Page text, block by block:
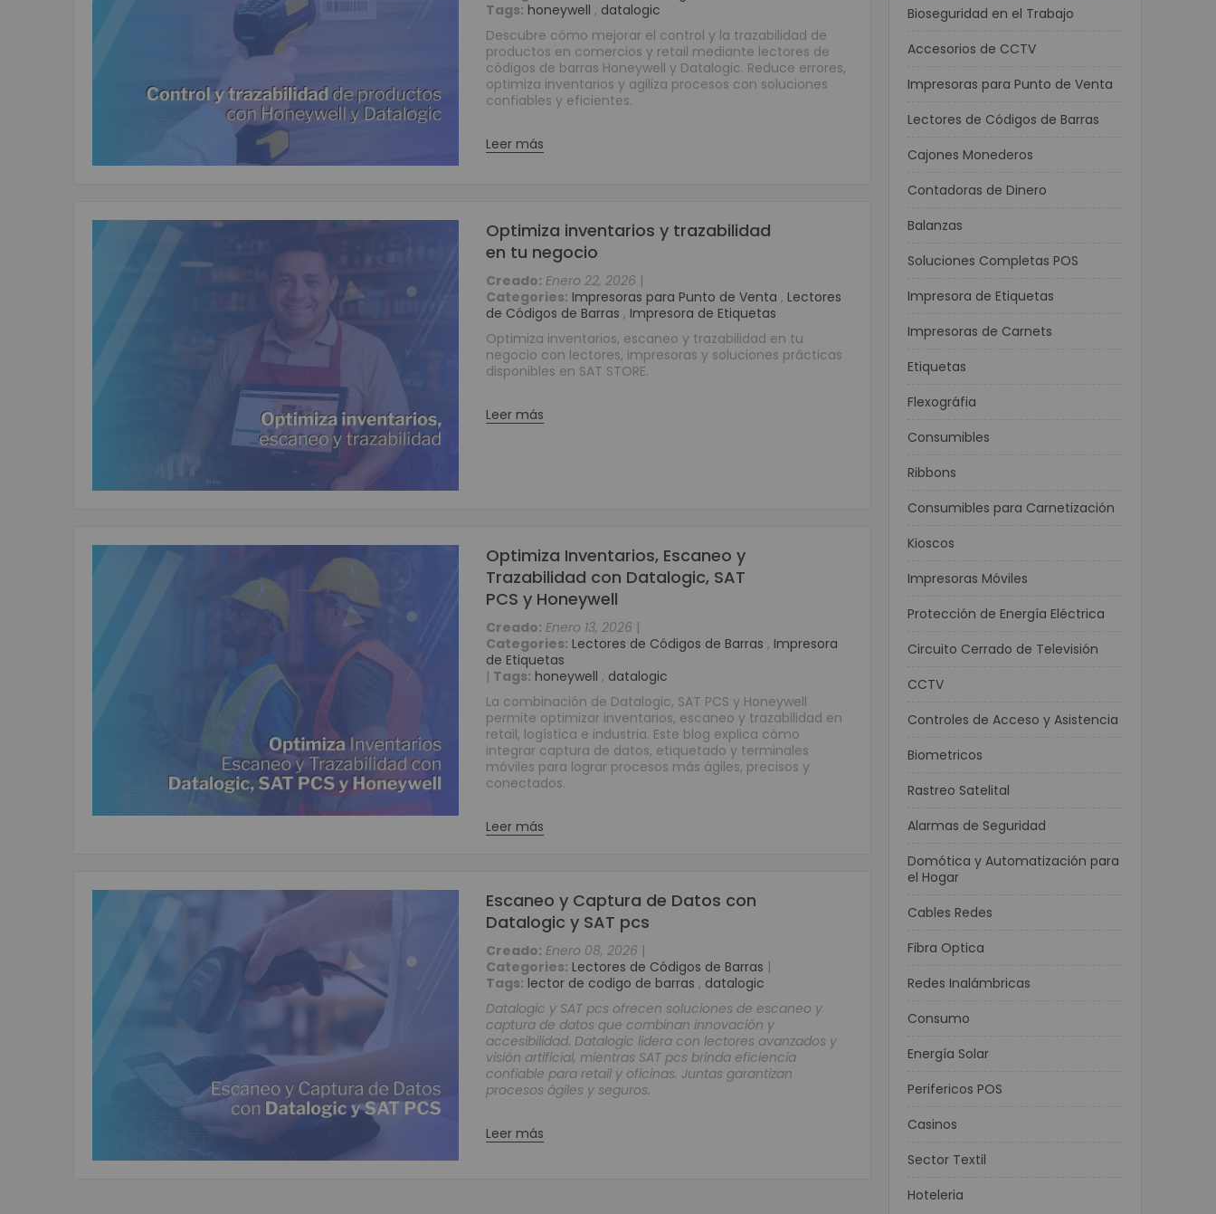
Grabadores Análogo - Penta hibrido HD
Grabadores IP - NVR
Grabadores Móviles
Circuito cerrado de televisión - Cámaras (CCTV)
Cámaras Análogas 4 en 1 HD
Cámaras IP
Cámaras Móviles
Cámaras Wifi
Accesorios para CCTV
Domótica y Automatización
Protección de Energía
Reguladores
Baterías
Rollos de papel
Ribbons o Cintas
Brazaletes de Identificación
Kits de Limpieza
Soluciones Móviles
Terminales Móviles
Impresoras Portátiles
Punto de Venta POS
Cajones Monederos
Balanzas
Periféricos POS
Llamadores
Teclados Programables
Lectores de Banda Magnética
Impresoras para Punto de Venta POS
Impresoras para Kioscos y Mecanismos
Impresoras Térmicas
Contadoras y Detectoras de Dinero
Contadora Discriminadora y Detectora de Billetes
Contadora De Monedas
Detectores de Billetes
Tags: honeywell , datalogic
Descubre cómo mejorar el control y la trazabilidad de
productos en comercios y retail mediante lectores de
códigos de barras Honeywell y Datalogic. Reduce errores,
optimiza inventarios y agiliza procesos con soluciones
confiables y eficientes.
Leer más
Optimiza inventarios y trazabilidad
en tu negocio
Creado: Enero 22, 2026 |
Categories: Impresoras para Punto de Venta , Lectores
de Códigos de Barras , Impresora de Etiquetas
Optimiza inventarios, escaneo y trazabilidad en tu
negocio con lectores, impresoras y soluciones prácticas
disponibles en SAT STORE.
Leer más
Optimiza Inventarios, Escaneo y
Trazabilidad con Datalogic, SAT
PCS y Honeywell
Creado: Enero 13, 2026 |
Categories: Lectores de Códigos de Barras , Impresora
de Etiquetas
| Tags: honeywell , datalogic
La combinación de Datalogic, SAT PCS y Honeywell
permite optimizar inventarios, escaneo y trazabilidad en
retail, logística e industria. Este blog explica cómo
integrar captura de datos, etiquetado y terminales
móviles para lograr procesos más ágiles, precisos y
conectados.
Leer más
Escaneo y Captura de Datos con
Datalogic y SAT pcs
Creado: Enero 08, 2026 |
Categories: Lectores de Códigos de Barras |
Tags: lector de codigo de barras , datalogic
Datalogic y SAT pcs ofrecen soluciones de escaneo y
captura de datos que combinan innovación y
accesibilidad. Datalogic lidera con lectores avanzados y
visión artificial, mientras SAT pcs brinda eficiencia
confiable para retail y oficinas. Juntas garantizan
procesos ágiles y seguros.
Leer más
Bioseguridad en el Trabajo
Accesorios de CCTV
Impresoras para Punto de Venta
Lectores de Códigos de Barras
Cajones Monederos
Contadoras de Dinero
Balanzas
Soluciones Completas POS
Impresora de Etiquetas
Impresoras de Carnets
Etiquetas
Flexográfia
Consumibles
Ribbons
Consumibles para Carnetización
Kioscos
Impresoras Móviles
Protección de Energía Eléctrica
Circuito Cerrado de Televisión
CCTV
Controles de Acceso y Asistencia
Biometricos
Rastreo Satelital
Alarmas de Seguridad
Domótica y Automatización para
el Hogar
Cables Redes
Fibra Optica
Redes Inalámbricas
Consumo
Energía Solar
Perifericos POS
Casinos
Sector Textil
Hoteleria